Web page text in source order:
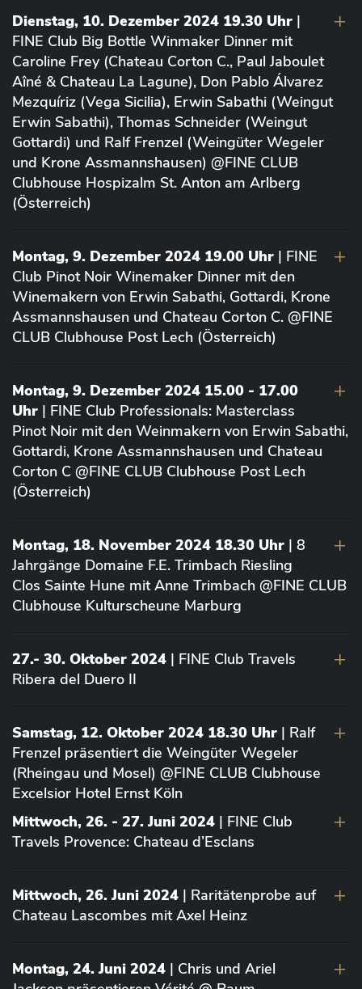
Dienstag, 10. Dezember 2024 19.30 Uhr |
FINE Club Big Bottle Winmaker Dinner mit
Caroline Frey (Chateau Corton C., Paul Jaboulet
Aîné & Chateau La Lagune), Don Pablo Álvarez
Mezquíriz (Vega Sicilia), Erwin Sabathi (Weingut
Erwin Sabathi), Thomas Schneider (Weingut
Gottardi) und Ralf Frenzel (Weingüter Wegeler
und Krone Assmannshausen) @FINE CLUB
Clubhouse Hospizalm St. Anton am Arlberg
(Österreich)
Montag, 9. Dezember 2024 19.00 Uhr | FINE
Club Pinot Noir Winemaker Dinner mit den
Winemakern von Erwin Sabathi, Gottardi, Krone
Assmannshausen und Chateau Corton C. @FINE
CLUB Clubhouse Post Lech (Österreich)
Montag, 9. Dezember 2024 15.00 - 17.00
Uhr | FINE Club Professionals: Masterclass
Pinot Noir mit den Weinmakern von Erwin Sabathi,
Gottardi, Krone Assmannshausen und Chateau
Corton C @FINE CLUB Clubhouse Post Lech
(Österreich)
Montag, 18. November 2024 18.30 Uhr | 8
Jahrgänge Domaine F.E. Trimbach Riesling
Clos Sainte Hune mit Anne Trimbach @FINE CLUB
Clubhouse Kulturscheune Marburg
27.- 30. Oktober 2024 | FINE Club Travels
Ribera del Duero II
Samstag, 12. Oktober 2024 18.30 Uhr | Ralf
Frenzel präsentiert die Weingüter Wegeler
(Rheingau und Mosel) @FINE CLUB Clubhouse
Excelsior Hotel Ernst Köln
Mittwoch, 26. - 27. Juni 2024 | FINE Club
Travels Provence: Chateau d’Esclans
Mittwoch, 26. Juni 2024 | Raritätenprobe auf
Chateau Lascombes mit Axel Heinz
Montag, 24. Juni 2024 | Chris und Ariel